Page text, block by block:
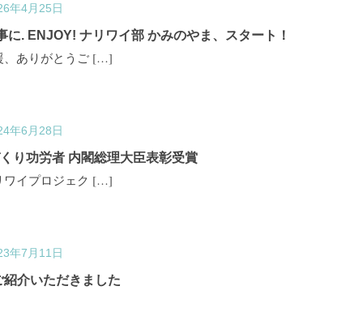
年4月25日
に. ENJOY! ナリワイ部 かみのやま、スタート！
、ありがとうご […]
年6月28日
り功労者 内閣総理大臣表彰受賞
ワイプロジェク […]
年7月11日
介いただきました